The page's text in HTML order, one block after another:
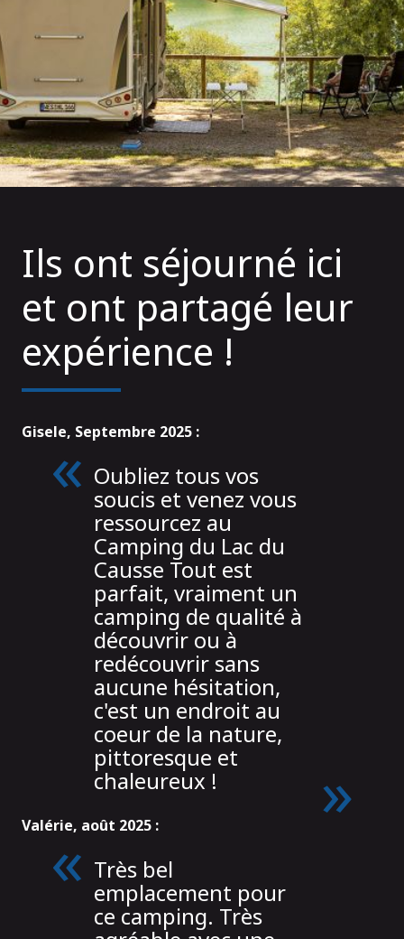
Ils ont séjourné ici
et ont partagé leur
expérience !
Gisele, Septembre 2025 :
Oubliez tous vos
soucis et venez vous
ressourcez au
Camping du Lac du
Causse Tout est
parfait, vraiment un
camping de qualité à
découvrir ou à
redécouvrir sans
aucune hésitation,
c'est un endroit au
coeur de la nature,
pittoresque et
chaleureux !
Valérie, août 2025 :
Très bel
emplacement pour
ce camping. Très